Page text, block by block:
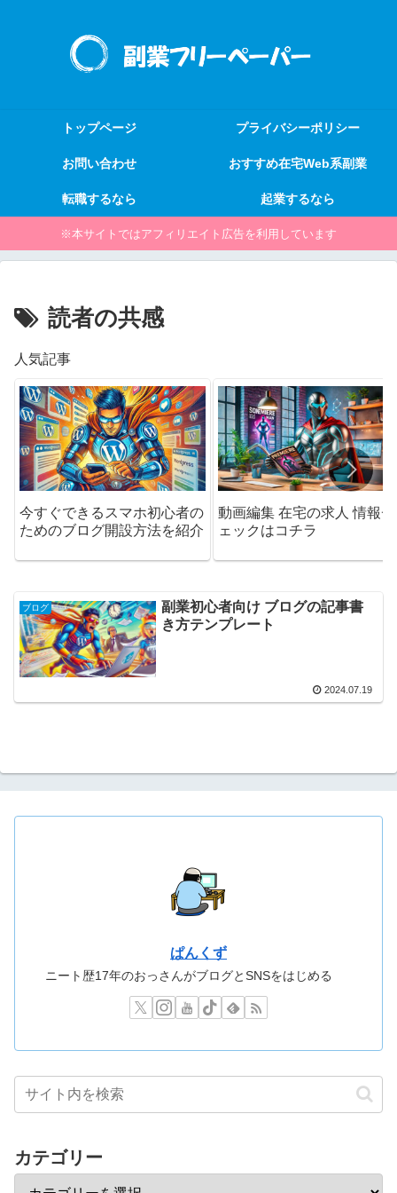
トップページ プライバシーポリシー
お問い合わせ おすすめ在宅Web系副業
転職するなら 起業するなら
※本サイトではアフィリエイト広告を利用しています
読者の共感
人気記事
今すぐできるスマホ初心者の
ためのブログ開設方法を紹介
動画編集 在宅の求人 情報チ
ェックはコチラ
ブログ
副業初心者向け ブログの記事書
き方テンプレート
2024.07.19
ぱんくず
ニート歴17年のおっさんがブログとSNSをはじめる
カテゴリー